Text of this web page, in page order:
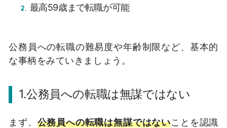
最高59歳まで転職が可能
公務員への転職の難易度や年齢制限など、基本的
な事柄をみていきましょう。
1.公務員への転職は無謀ではない
まず、 公務員への転職は無謀ではないことを認識